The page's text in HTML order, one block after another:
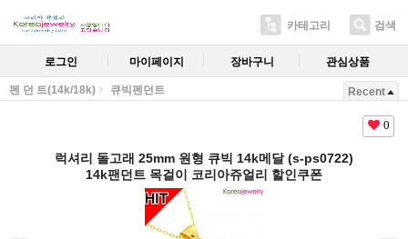
카테고리 검색
로그인 마이페이지 장바구니 관심상품
펜 던 트(14k/18k) 큐빅펜던트 Recent
0
럭셔리 돌고래 25mm 원형 큐빅 14k메달 (s-ps0722)
14k팬던트 목걸이 코리아쥬얼리 할인쿠폰